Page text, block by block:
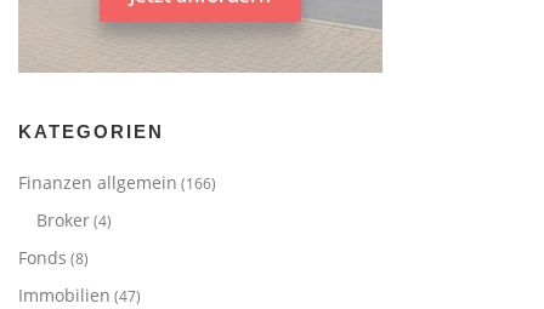
KATEGORIEN
Finanzen allgemein (166)
Broker(4)
Fonds (8)
Immobilien (47)